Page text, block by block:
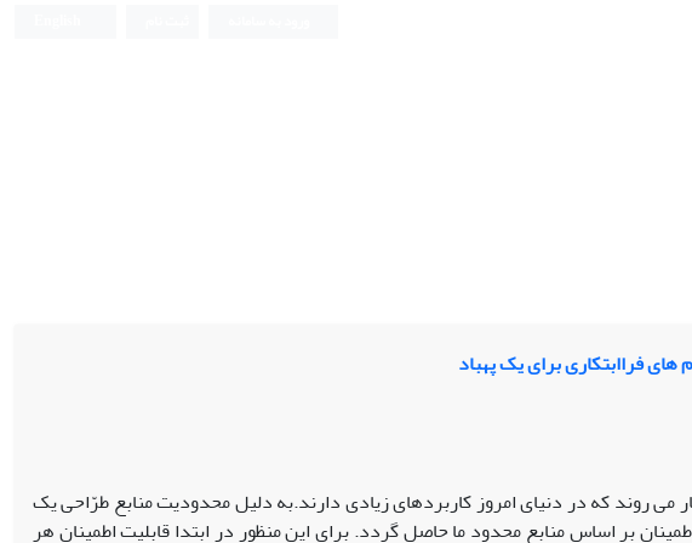
فراابتکاری برای یک پهباد
روند که در دنیای امروز کاربردهای زیادی دارند.به دلیل محدودیت منابع طرّاحی یک
بر اساس منابع محدود ما حاصل گردد. برای این منظور در ابتدا قابلیت اطمینان هر